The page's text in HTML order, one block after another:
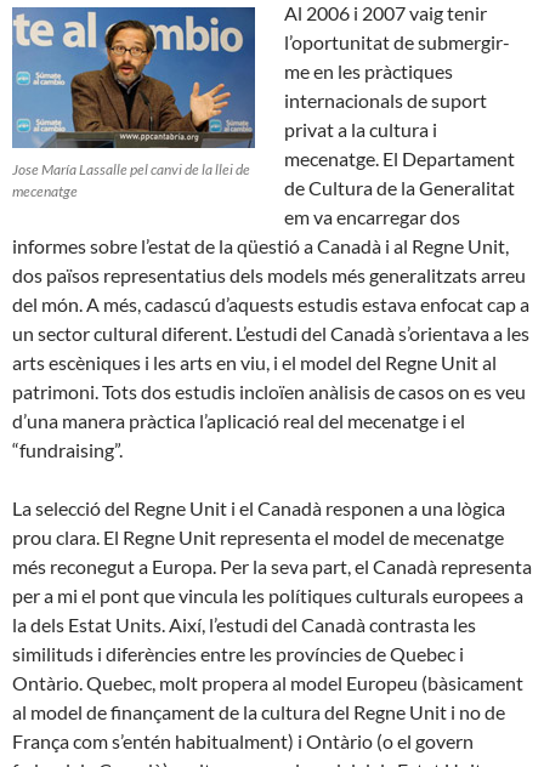
Jose María Lassalle pel canvi de la llei de
mecenatge
Al 2006 i 2007 vaig tenir
l’oportunitat de submergir-
me en les pràctiques
internacionals de suport
privat a la cultura i
mecenatge. El Departament
de Cultura de la Generalitat
em va encarregar dos
informes sobre l’estat de la qüestió a Canadà i al Regne Unit,
dos països representatius dels models més generalitzats arreu
del món. A més, cadascú d’aquests estudis estava enfocat cap a
un sector cultural diferent. L’estudi del Canadà s’orientava a les
arts escèniques i les arts en viu, i el model del Regne Unit al
patrimoni. Tots dos estudis incloïen anàlisis de casos on es veu
d’una manera pràctica l’aplicació real del mecenatge i el
“fundraising”.
La selecció del Regne Unit i el Canadà responen a una lògica
prou clara. El Regne Unit representa el model de mecenatge
més reconegut a Europa. Per la seva part, el Canadà representa
per a mi el pont que vincula les polítiques culturals europees a
la dels Estat Units. Així, l’estudi del Canadà contrasta les
similituds i diferències entre les províncies de Quebec i
Ontàrio. Quebec, molt propera al model Europeu (bàsicament
al model de finançament de la cultura del Regne Unit i no de
França com s’entén habitualment) i Ontàrio (o el govern